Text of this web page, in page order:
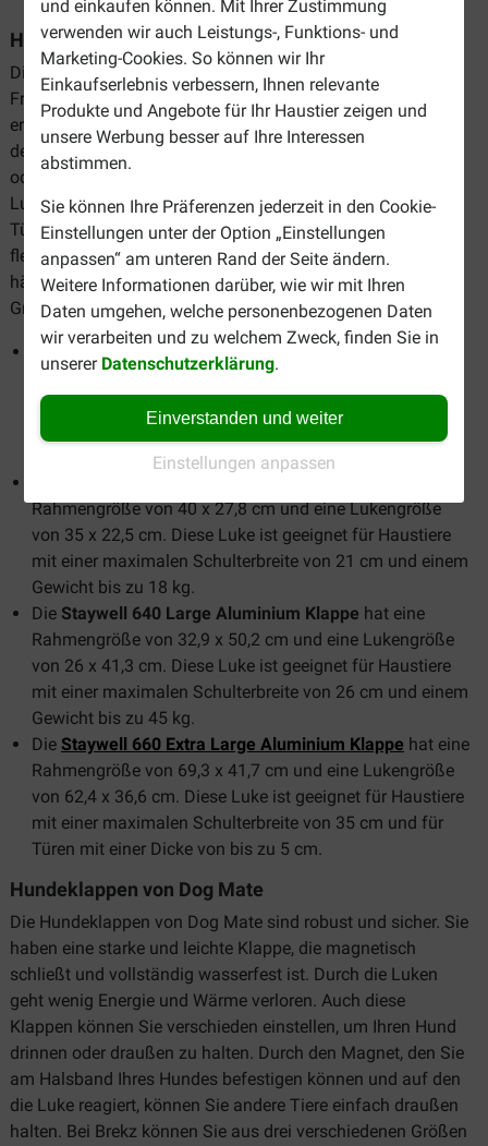
und einkaufen können. Mit Ihrer Zustimmung
verwenden wir auch Leistungs-, Funktions- und
Marketing-Cookies. So können wir Ihr
Einkaufserlebnis verbessern, Ihnen relevante
Produkte und Angebote für Ihr Haustier zeigen und
unsere Werbung besser auf Ihre Interessen
abstimmen.
Sie können Ihre Präferenzen jederzeit in den Cookie-
Einstellungen unter der Option „Einstellungen
anpassen“ am unteren Rand der Seite ändern.
Weitere Informationen darüber, wie wir mit Ihren
Daten umgehen, welche personenbezogenen Daten
wir verarbeiten und zu welchem Zweck, finden Sie in
unserer Datenschutzerklärung.
Einverstanden und weiter
Einstellungen anpassen
Hundeklappen von Staywell
Die Hundeklappen von Staywell geben Ihrem Hund die
Freiheit, nach draußen oder drinnen zu gehen wann immer
er will. Die Luken haben verschiedene Einstellungen, mit
denen Sie Ihren Hund drinnen oder draußen halten können
oder ihn nur von drinnen nach draußen lassen können. Die
Luken haben einen stabilen Rahmen, den sie an Fenstern,
Türen oder Wänden installieren können. Jede Luke hat eine
flexible und geräuschslose Klappe, die Schmutz draußen
hält. Bei Brekz können Sie zwischen vier verschiedenen
Größen von Staywell Hundeklappen wählen.
Staywell Original Small Pet Door
hat eine
Rahmengröße von 29,8 x 20,1 cm und eine Lukengröße
von 24,5 x 15 cm. Diese Luke ist geeignet für Haustiere
mit einem Gewicht von maximal 7 kg und für Türen mit
einer Dicke von bis zu 5 cm.
Rahmengröße von 40 x 27,8 cm und eine Lukengröße
von 35 x 22,5 cm. Diese Luke ist geeignet für Haustiere
mit einer maximalen Schulterbreite von 21 cm und einem
Gewicht bis zu 18 kg.
Die Staywell 640 Large Aluminium Klappe hat eine
Rahmengröße von 32,9 x 50,2 cm und eine Lukengröße
von 26 x 41,3 cm. Diese Luke ist geeignet für Haustiere
mit einer maximalen Schulterbreite von 26 cm und einem
Gewicht bis zu 45 kg.
Die Staywell 660 Extra Large Aluminium Klappe hat eine
Rahmengröße von 69,3 x 41,7 cm und eine Lukengröße
von 62,4 x 36,6 cm. Diese Luke ist geeignet für Haustiere
mit einer maximalen Schulterbreite von 35 cm und für
Türen mit einer Dicke von bis zu 5 cm.
Hundeklappen von Dog Mate
Die Hundeklappen von Dog Mate sind robust und sicher. Sie
haben eine starke und leichte Klappe, die magnetisch
schließt und vollständig wasserfest ist. Durch die Luken
geht wenig Energie und Wärme verloren. Auch diese
Klappen können Sie verschieden einstellen, um Ihren Hund
drinnen oder draußen zu halten. Durch den Magnet, den Sie
am Halsband Ihres Hundes befestigen können und auf den
die Luke reagiert, können Sie andere Tiere einfach draußen
halten. Bei Brekz können Sie aus drei verschiedenen Größen